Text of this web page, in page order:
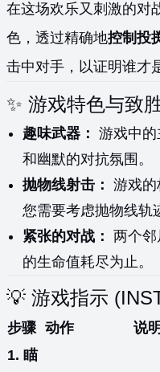
在这场欢乐又刺激的对
色，透过精确地控制投
击中对手，以证明谁才
✨ 游戏特色与致
趣味武器： 游戏中
和幽默的对抗氛围。
抛物线射击： 游戏
您需要考虑抛物线轨
紧张的对战： 两个
的生命值耗尽为止。
💡 游戏指示
步骤 动作
说明
1. 瞄